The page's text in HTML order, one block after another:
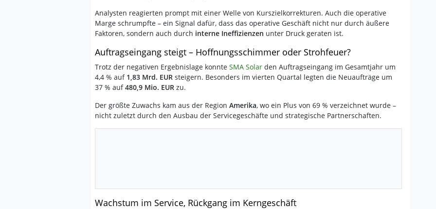
Analysten reagierten prompt mit einer Welle von Kurszielkorrekturen. Auch die operative
Marge schrumpfte – ein Signal dafür, dass das operative Geschäft nicht nur durch äußere
Faktoren, sondern auch durch interne Ineffizienzen unter Druck geraten ist.
Auftragseingang steigt – Hoffnungsschimmer oder Strohfeuer?
Trotz der negativen Ergebnislage konnte SMA Solar den Auftragseingang im Gesamtjahr um
4,4 % auf 1,83 Mrd. EUR steigern. Besonders im vierten Quartal legten die Neuaufträge um
37 % auf480,9 Mio. EUR zu.
Der größte Zuwachs kam aus der Region Amerika, wo ein Plus von 69 % verzeichnet wurde –
nicht zuletzt durch den Ausbau der Servicegeschäfte und strategische Partnerschaften.
Wachstum im Service, Rückgang im Kerngeschäft